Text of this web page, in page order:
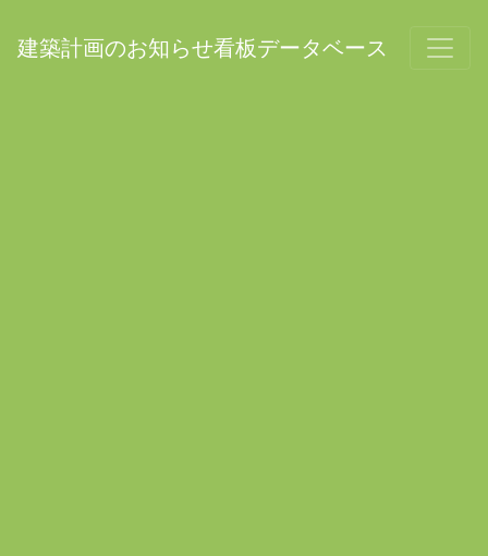
建築計画のお知らせ看板データベース